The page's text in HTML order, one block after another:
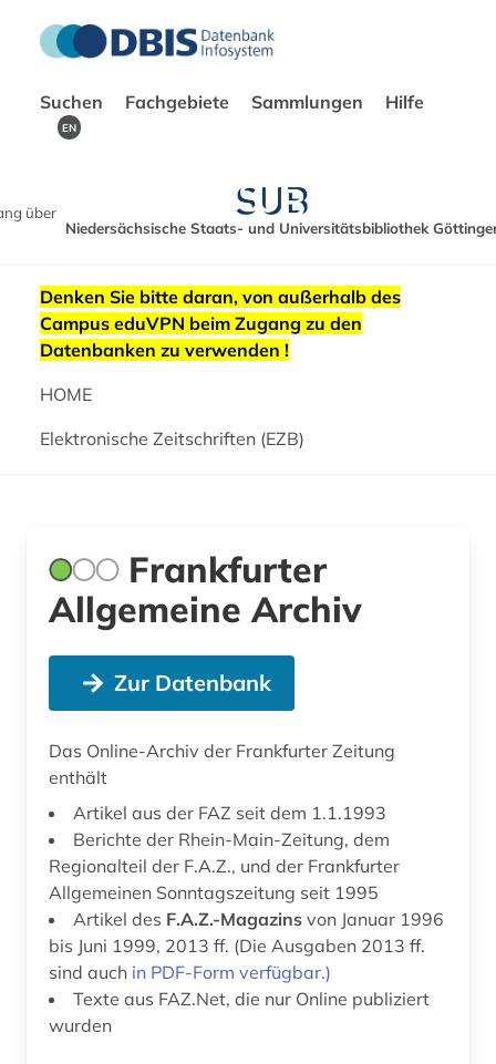
Suchen Fachgebiete Sammlungen Hilfe
EN
über
Niedersächsische Staats- und Universitätsbibliothek
Denken Sie bitte daran, von außerhalb des
Campus eduVPN beim Zugang zu den
Datenbanken zu verwenden !
HOME
Elektronische Zeitschriften (EZB)
Frankfurter
Allgemeine Archiv
Zur Datenbank
Das Online-Archiv der Frankfurter Zeitung
enthält
Artikel aus der FAZ seit dem 1.1.1993
Berichte der Rhein-Main-Zeitung, dem
Regionalteil der F.A.Z., und der Frankfurter
Allgemeinen Sonntagszeitung seit 1995
Artikel des F.A.Z.-Magazins von Januar 1996
bis Juni 1999, 2013 ff. (Die Ausgaben 2013 ff.
sind auch in PDF-Form verfügbar.)
Texte aus FAZ.Net, die nur Online publiziert
wurden